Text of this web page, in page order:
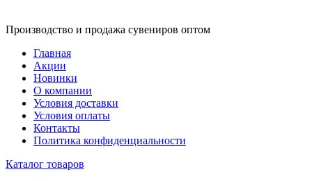
Производство и продажа сувениров оптом
Главная
Акции
Новинки
О компании
Условия доставки
Условия оплаты
Контакты
Политика конфиденциальности
Каталог товаров